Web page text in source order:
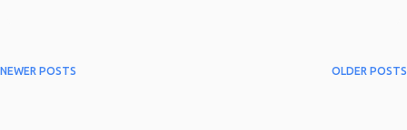
NEWER POSTS OLDER POSTS